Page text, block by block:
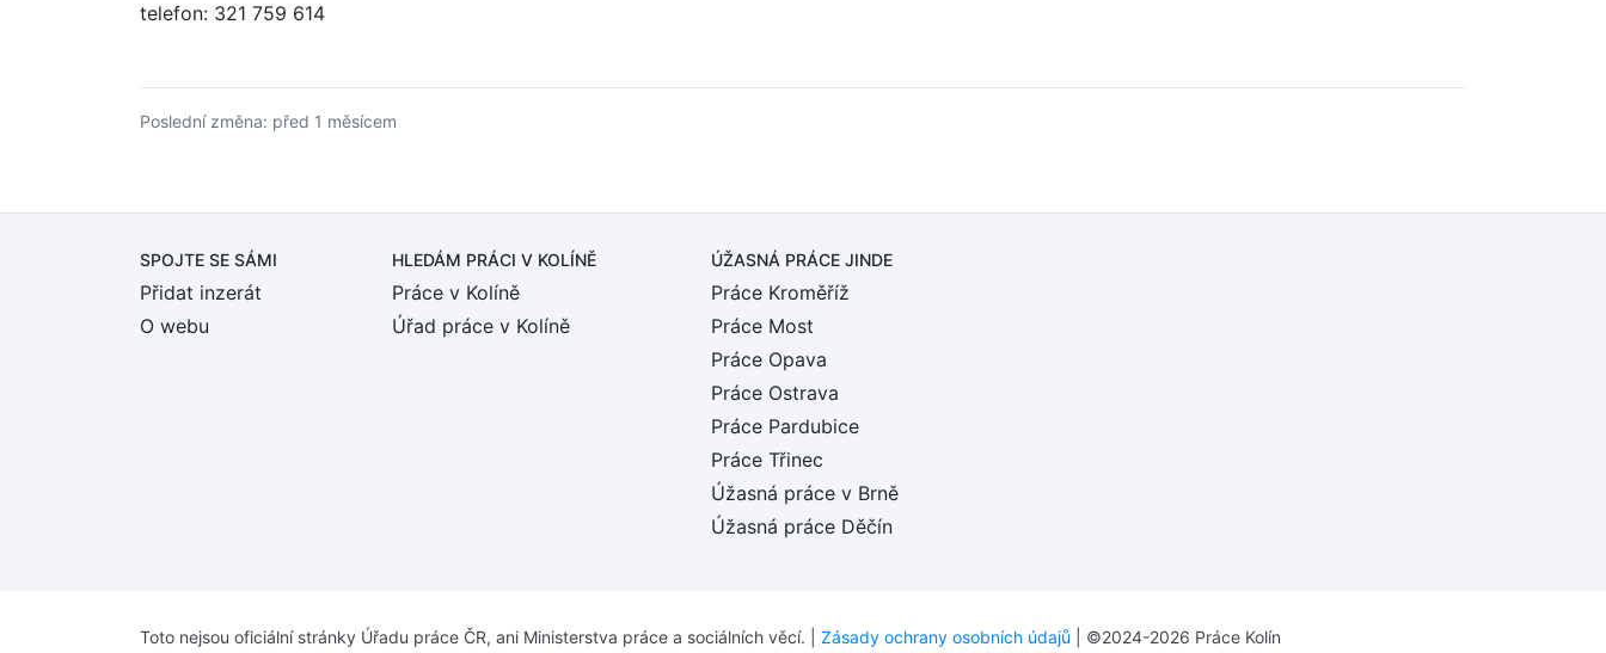
telefon: 321 759 614
Poslední změna: před 1 měsícem
SPOJTE SE SÁMI
Přidat inzerát
O webu
HLEDÁM PRÁCI V KOLÍNĚ
Práce v Kolíně
Úřad práce v Kolíně
ÚŽASNÁ PRÁCE JINDE
Práce Kroměříž
Práce Most
Práce Opava
Práce Ostrava
Práce Pardubice
Práce Třinec
Úžasná práce v Brně
Úžasná práce Děčín
Toto nejsou oficiální stránky Úřadu práce ČR, ani Ministerstva práce a sociálních věcí. | Zásady ochrany osobních údajů | ©2024-2026 Práce Kolín